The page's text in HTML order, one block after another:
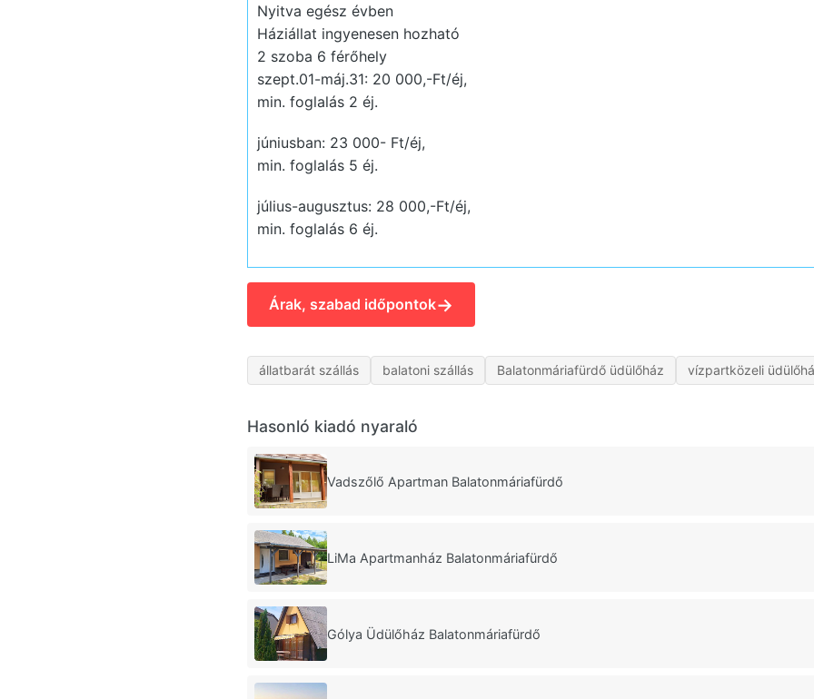
Nyitva egész évben
Háziállat ingyenesen hozható
2 szoba 6 férőhely
szept.01-máj.31: 20 000,-Ft/éj,
min. foglalás 2 éj.
júniusban: 23 000- Ft/éj,
min. foglalás 5 éj.
július-augusztus: 28 000,-Ft/éj,
min. foglalás 6 éj.
Árak, szabad időpontok→
állatbarát szállás balatoni szállás Balatonmáriafürdő üdülőház vízpartközeli
Hasonló kiadó nyaraló
Vadszőlő Apartman Balatonmáriafürdő
LiMa Apartmanház Balatonmáriafürdő
Gólya Üdülőház Balatonmáriafürdő